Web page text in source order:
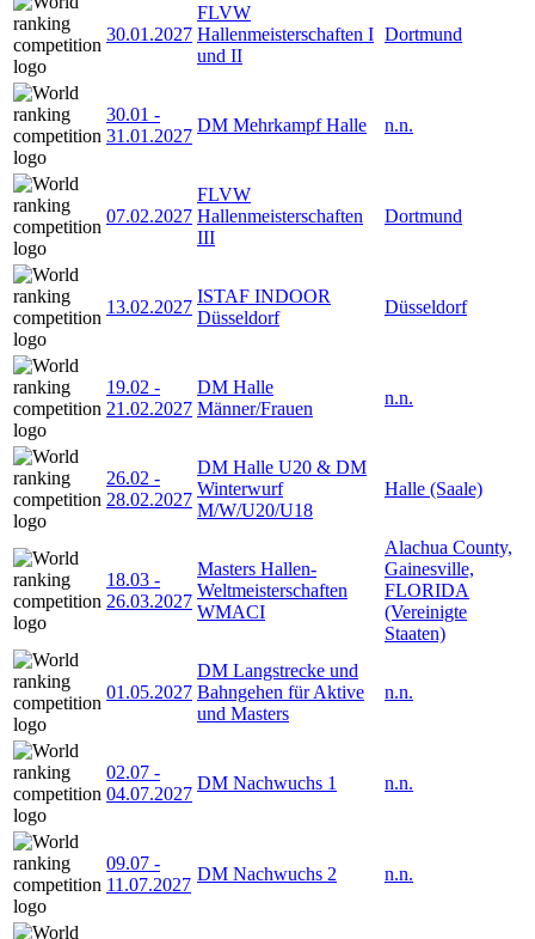
30.01.2027
FLVW
Hallenmeisterschaften I
und II
Dortmund
30.01 -
31.01.2027
DM Mehrkampf Halle n.n.
07.02.2027
FLVW
Hallenmeisterschaften
III
Dortmund
13.02.2027
ISTAF INDOOR
Düsseldorf
Düsseldorf
19.02 -
21.02.2027
DM Halle
Männer/Frauen
n.n.
26.02 -
28.02.2027
DM Halle U20 & DM
Winterwurf
M/W/U20/U18
Halle (Saale)
18.03 -
26.03.2027
Masters Hallen-
Weltmeisterschaften
WMACI
Alachua County,
Gainesville,
FLORIDA
(Vereinigte
Staaten)
01.05.2027
DM Langstrecke und
Bahngehen für Aktive
und Masters
n.n.
02.07 -
04.07.2027
DM Nachwuchs 1 n.n.
09.07 -
11.07.2027
DM Nachwuchs 2 n.n.